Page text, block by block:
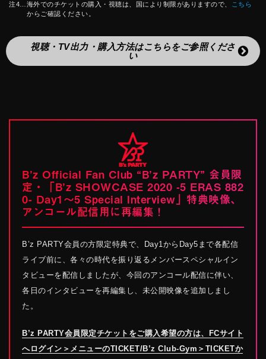
注4…海外でのチケットの購入・視聴は、国により制限がありますので、
こちら
からご確認ください。
視聴・TV出力・購入方法はこちらをご参照くださ
い
B’z Official Fan Club “B’z PARTY” 会員限
定・ 「B’z SHOWCASE 2020 -5 ERAS 882
0- Day1〜5 Special Interview」特典映像、
アンコール配信用に再編集！
B’z PARTY会員の方限定特典で、Day1からDay5まで各配信
ライブ前に、各々の時代を振り返るメンバースペシャルイン
タビューを配信しましたが、今回のアンコール配信に伴い、
各日のインタビューを再編集し、未公開映像を追加しまし
た。
B’z PARTY会員限定チケットをご購入希望の方は、FCサイト
へログイン＞メニューのTICKET/B’z Club-Gym＞TICKETか